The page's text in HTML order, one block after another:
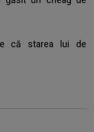
că starea lui de